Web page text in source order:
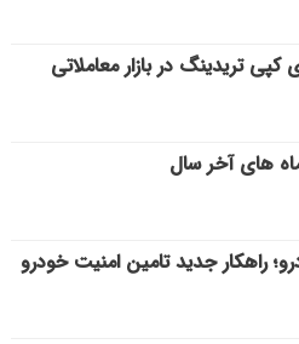
کپی‌ تریدینگ در بازار معاملاتی
های آخر سال
راهکار جدید تامین امنیت خودرو